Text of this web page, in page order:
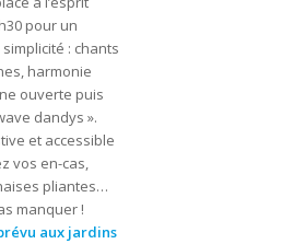
pour un
: chants
harmonie
ouverte puis
dandys ».
et accessible
vos en-cas,
pliantes…
manquer !
aux jardins